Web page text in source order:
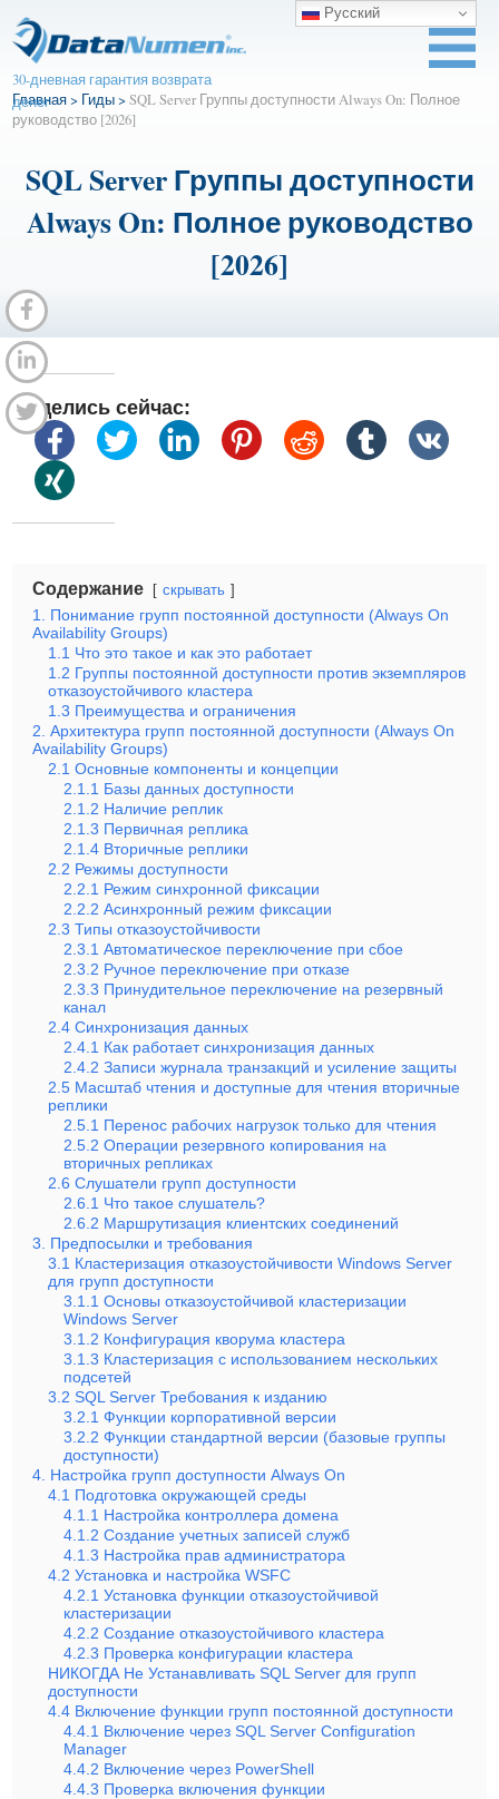
30-дневная гарантия возврата
денег
Главная> Гиды>SQL Server Группы доступности Always On: Полное
руководство [2026]
SQL Server Группы доступности
Always On: Полное руководство
[2026]
Поделись сейчас:
Содержание скрывать
1. Понимание групп постоянной доступности (Always On
Availability Groups)
1.1 Что это такое и как это работает
1.2 Группы постоянной доступности против экземпляров
отказоустойчивого кластера
1.3 Преимущества и ограничения
2. Архитектура групп постоянной доступности (Always On
Availability Groups)
2.1 Основные компоненты и концепции
2.1.1 Базы данных доступности
2.1.2 Наличие реплик
2.1.3 Первичная реплика
2.1.4 Вторичные реплики
2.2 Режимы доступности
2.2.1 Режим синхронной фиксации
2.2.2 Асинхронный режим фиксации
2.3 Типы отказоустойчивости
2.3.1 Автоматическое переключение при сбое
2.3.2 Ручное переключение при отказе
2.3.3 Принудительное переключение на резервный
канал
2.4 Синхронизация данных
2.4.1 Как работает синхронизация данных
2.4.2 Записи журнала транзакций и усиление защиты
2.5 Масштаб чтения и доступные для чтения вторичные
реплики
2.5.1 Перенос рабочих нагрузок только для чтения
2.5.2 Операции резервного копирования на
вторичных репликах
2.6 Слушатели групп доступности
2.6.1 Что такое слушатель?
2.6.2 Маршрутизация клиентских соединений
3. Предпосылки и требования
3.1 Кластеризация отказоустойчивости Windows Server
для групп доступности
3.1.1 Основы отказоустойчивой кластеризации
Windows Server
3.1.2 Конфигурация кворума кластера
3.1.3 Кластеризация с использованием нескольких
подсетей
3.2 SQL Server Требования к изданию
3.2.1 Функции корпоративной версии
3.2.2 Функции стандартной версии (базовые группы
доступности)
4. Настройка групп доступности Always On
4.1 Подготовка окружающей среды
4.1.1 Настройка контроллера домена
4.1.2 Создание учетных записей служб
4.1.3 Настройка прав администратора
4.2 Установка и настройка WSFC
4.2.1 Установка функции отказоустойчивой
кластеризации
4.2.2 Создание отказоустойчивого кластера
4.2.3 Проверка конфигурации кластера
НИКОГДА Не Устанавливать SQL Server для групп
доступности
4.4 Включение функции групп постоянной доступности
4.4.1 Включение через SQL Server Configuration
Manager
4.4.2 Включение через PowerShell
4.4.3 Проверка включения функции
Русский